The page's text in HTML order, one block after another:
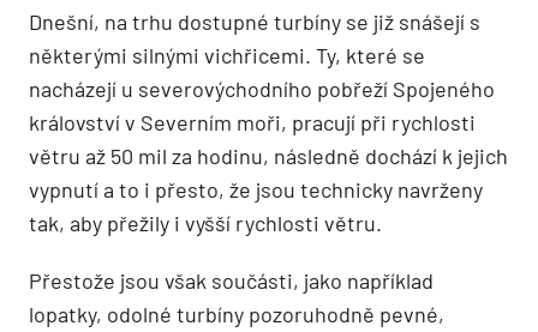
Dnešní, na trhu dostupné turbíny se již snášejí s
některými silnými vichřicemi. Ty, které se
nacházejí u severovýchodního pobřeží Spojeného
království v Severním moři, pracují při rychlosti
větru až 50 mil za hodinu, následně dochází k jejich
vypnutí a to i přesto, že jsou technicky navrženy
tak, aby přežily i vyšší rychlosti větru.
Přestože jsou však součásti, jako například
lopatky, odolné turbíny pozoruhodně pevné,